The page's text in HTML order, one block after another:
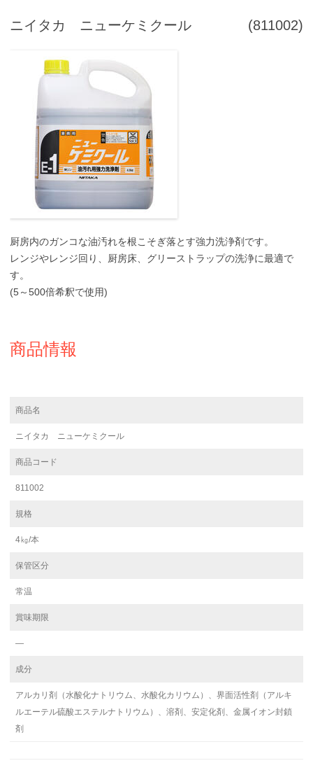
ニイタカ ニューケミクール (811002)
厨房内のガンコな油汚れを根こそぎ落とす強力洗浄剤です。
レンジやレンジ回り、厨房床、グリーストラップの洗浄に最適で
す。
(5～500倍希釈で使用)
商品情報
商品名
ニイタカ ニューケミクール
商品コード
811002
規格
4㎏/本
保管区分
常温
賞味期限
―
成分
アルカリ剤（水酸化ナトリウム、水酸化カリウム）、界面活性剤（アルキ
ルエーテル硫酸エステルナトリウム）、溶剤、安定化剤、金属イオン封鎖
剤